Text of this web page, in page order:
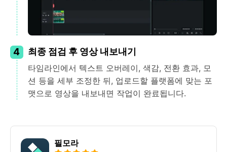
4 최종 점검 후 영상 내보내기
타임라인에서 텍스트 오버레이, 색감, 전환 효과, 모
션 등을 세부 조정한 뒤, 업로드할 플랫폼에 맞는 포
맷으로 영상을 내보내면 작업이 완료됩니다.
필모라